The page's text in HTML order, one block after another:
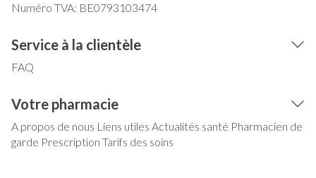
Numéro TVA: BE0793103474
Service à la clientèle
FAQ
Votre pharmacie
A propos de nous Liens utiles Actualités santé Pharmacien de
garde Prescription Tarifs des soins